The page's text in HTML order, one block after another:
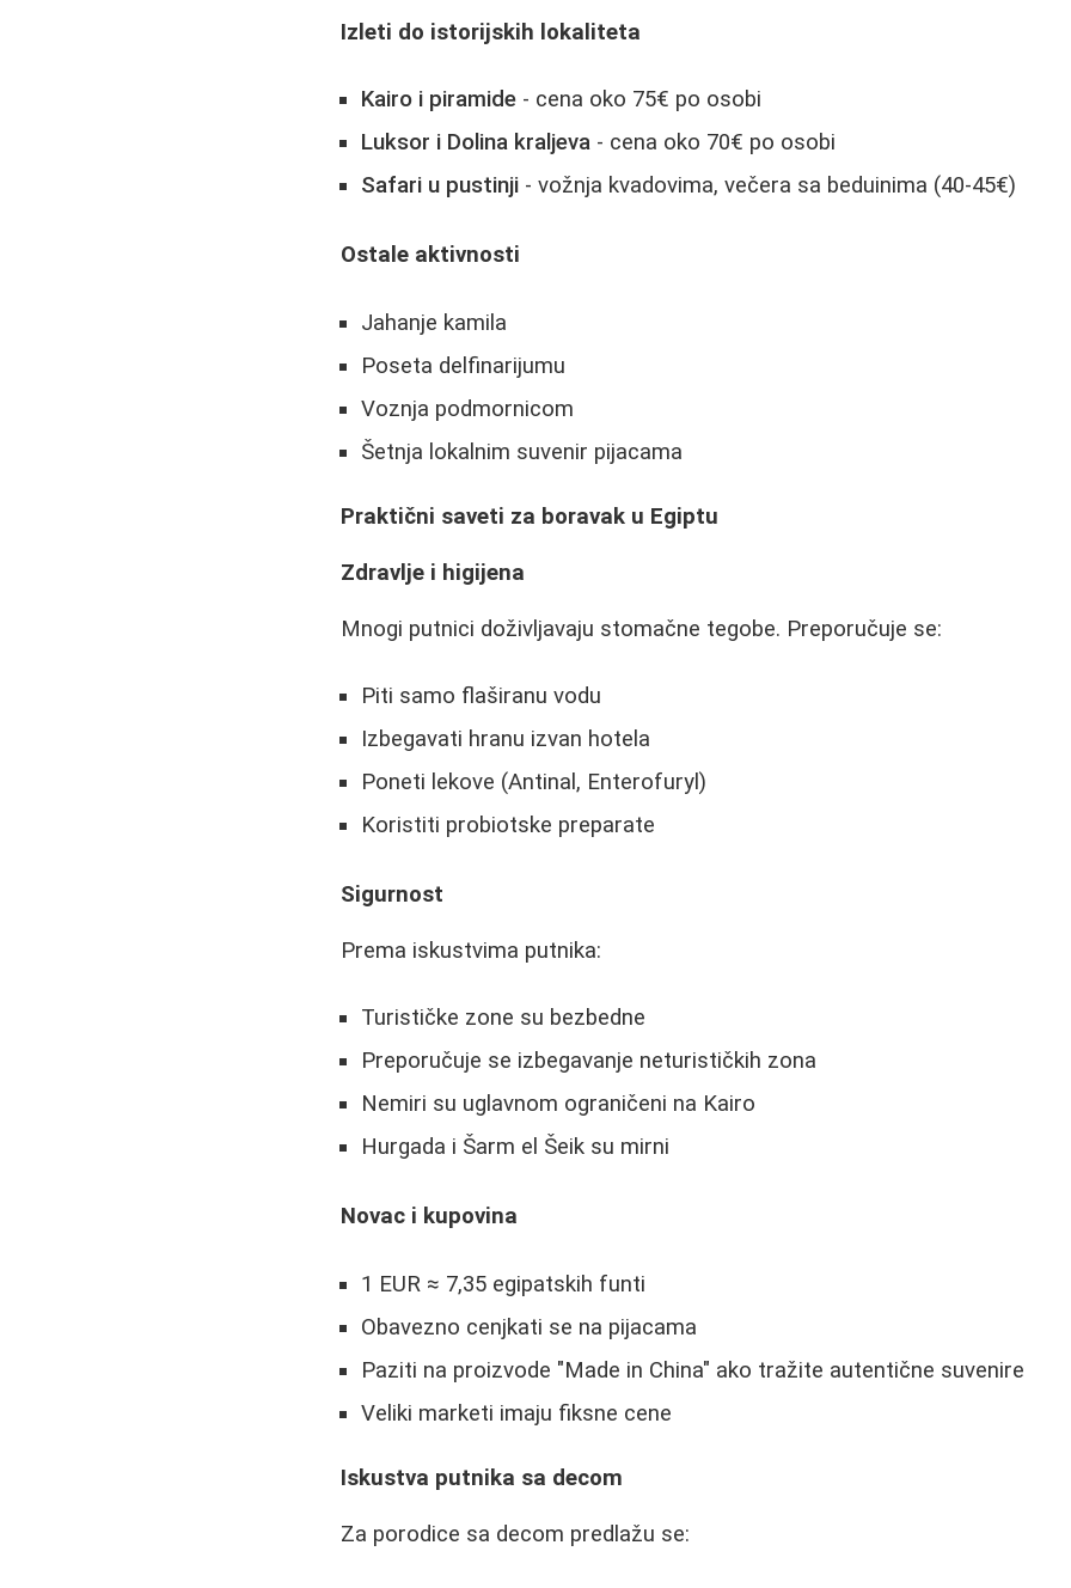
Izleti do istorijskih lokaliteta
Kairo i piramide - cena oko 75€ po osobi
Luksor i Dolina kraljeva - cena oko 70€ po osobi
Safari u pustinji - vožnja kvadovima, večera sa beduinima (40-45€)
Ostale aktivnosti
Jahanje kamila
Poseta delfinarijumu
Voznja podmornicom
Šetnja lokalnim suvenir pijacama
Praktični saveti za boravak u Egiptu
Zdravlje i higijena
Mnogi putnici doživljavaju stomačne tegobe. Preporučuje se:
Piti samo flaširanu vodu
Izbegavati hranu izvan hotela
Poneti lekove (Antinal, Enterofuryl)
Koristiti probiotske preparate
Sigurnost
Prema iskustvima putnika:
Turističke zone su bezbedne
Preporučuje se izbegavanje neturističkih zona
Nemiri su uglavnom ograničeni na Kairo
Hurgada i Šarm el Šeik su mirni
Novac i kupovina
1 EUR ≈ 7,35 egipatskih funti
Obavezno cenjkati se na pijacama
Paziti na proizvode "Made in China" ako tražite autentične suvenire
Veliki marketi imaju fiksne cene
Iskustva putnika sa decom
Za porodice sa decom predlažu se: